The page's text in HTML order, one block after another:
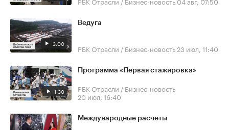
3:00
Ведуга
РБК Отрасли / Бизнес-новость 23 июл, 11:40
1:30
Программа «Первая стажировка»
РБК Отрасли / Бизнес-новость
20 июл, 16:40
Международные расчеты